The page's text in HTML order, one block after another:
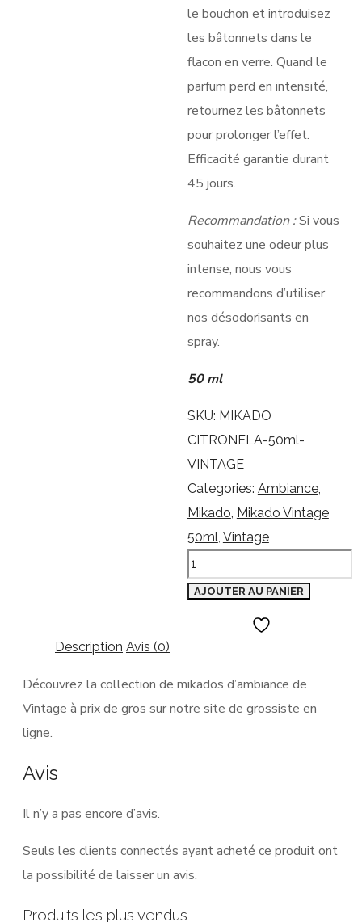
le bouchon et introduisez
les bâtonnets dans le
flacon en verre. Quand le
parfum perd en intensité,
retournez les bâtonnets
pour prolonger l’effet.
Efficacité garantie durant
45 jours.
Recommandation :Si vous
souhaitez une odeur plus
intense, nous vous
recommandons d’utiliser
nos désodorisants en
spray.
50 ml
SKU: MIKADO
CITRONELA-50ml-
VINTAGE
Categories: Ambiance,
Mikado, Mikado Vintage
50ml, Vintage
Carton
de
50
ml
quantity
AJOUTER AU PANIER
Description Avis (0)
Découvrez la collection de mikados d’ambiance de
Vintage à prix de gros sur notre site de grossiste en
ligne.
Avis
Il n’y a pas encore d’avis.
Seuls les clients connectés ayant acheté ce produit ont
la possibilité de laisser un avis.
Produits les plus vendus